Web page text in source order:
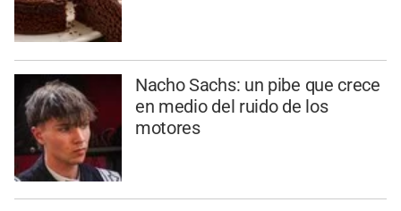
Nacho Sachs: un pibe que crece
en medio del ruido de los
motores